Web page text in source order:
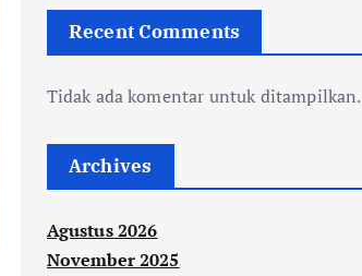
Recent Comments
Tidak ada komentar untuk ditampilkan.
Archives
Agustus 2026
November 2025